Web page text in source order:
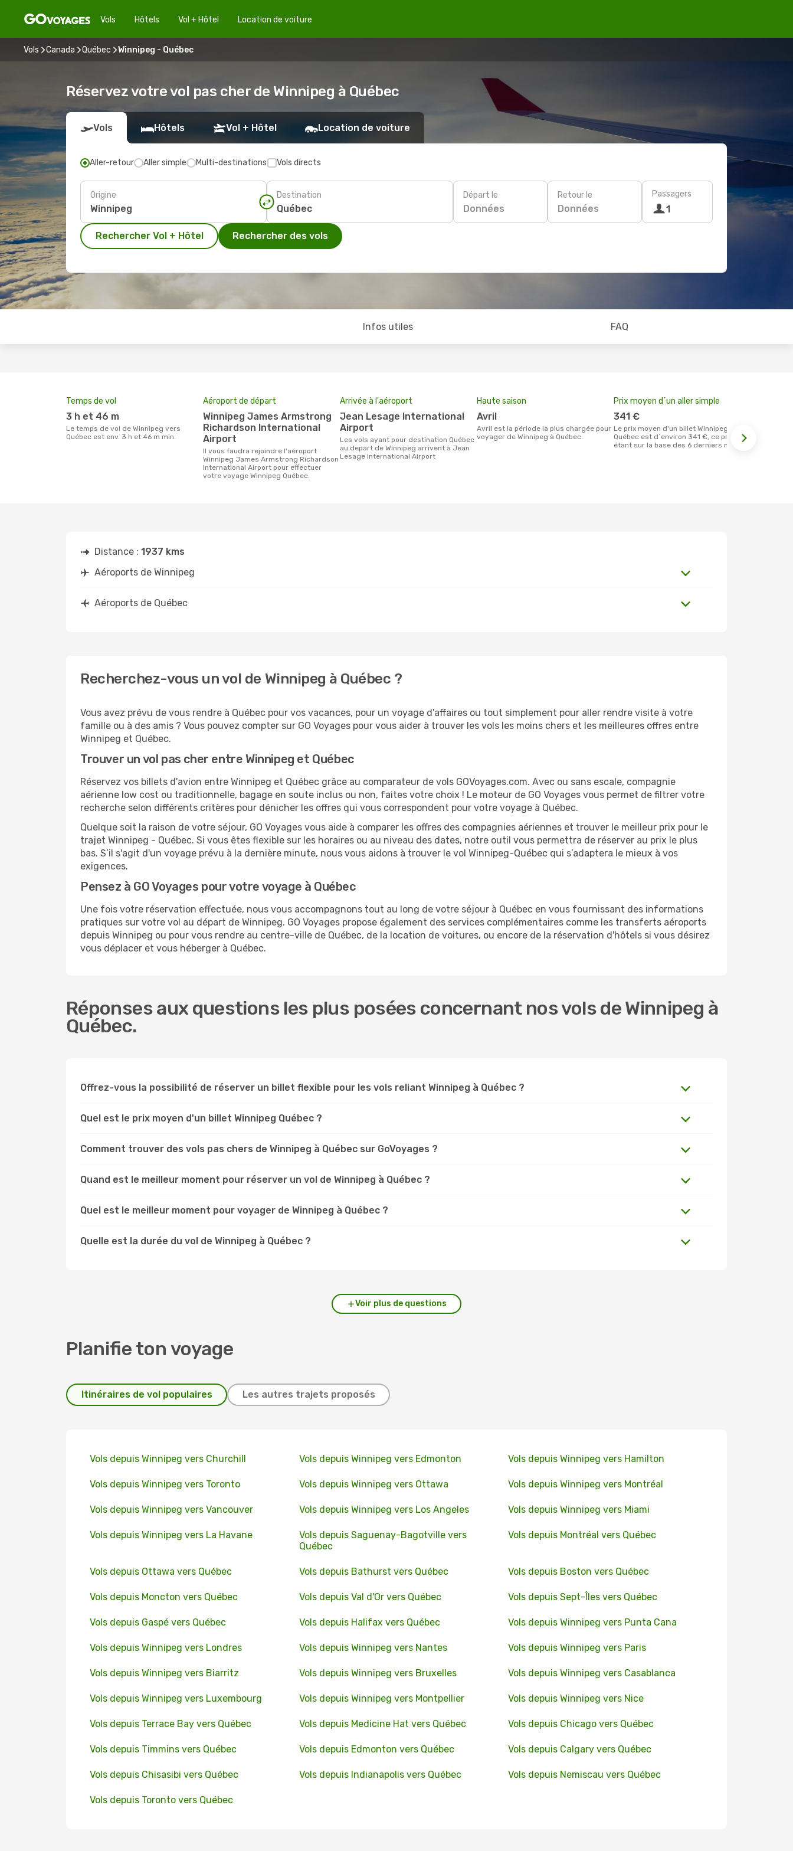
Vols Hôtels Vol + Hôtel Location de voiture
Vols Canada Québec Winnipeg - Québec
Réservez votre vol pas cher de Winnipeg à Québec
Vols Hôtels Vol + Hôtel Location de voiture
Aller-retour Aller simple Multi-destinations Vols directs
Origine Destination Départ le
Données
Retour le
Données
Passagers
1
Rechercher Vol + Hôtel Rechercher des vols
Infos utiles FAQ
Temps de vol
3 h et 46 m
Le temps de vol de Winnipeg vers
Québec est env. 3 h et 46 m min.
Aéroport de départ
Winnipeg James Armstrong
Richardson International
Airport
Il vous faudra rejoindre l'aéroport
Winnipeg James Armstrong Richardson
International Airport pour effectuer
votre voyage Winnipeg Québec.
Arrivée à l'aéroport
Jean Lesage International
Airport
Les vols ayant pour destination Québec
au depart de Winnipeg arrivent à Jean
Lesage International Airport
Haute saison
avril
avril est la période la plus chargée pour
voyager de Winnipeg à Québec.
Prix moyen d´un aller simple
341 €
Le prix moyen d'un billet Winnipeg
Québec est d´environ 341 €, ce prix
étant sur la base des 6 derniers mois.
Distance : 1937 kms
Aéroports de Winnipeg
Aéroports de Québec
Recherchez-vous un vol de Winnipeg à Québec ?
Vous avez prévu de vous rendre à Québec pour vos vacances, pour un voyage d'affaires ou tout simplement pour aller rendre visite à votre
famille ou à des amis ? Vous pouvez compter sur GO Voyages pour vous aider à trouver les vols les moins chers et les meilleures offres entre
Winnipeg et Québec.
Trouver un vol pas cher entre Winnipeg et Québec
Réservez vos billets d'avion entre Winnipeg et Québec grâce au comparateur de vols GOVoyages.com. Avec ou sans escale, compagnie
aérienne low cost ou traditionnelle, bagage en soute inclus ou non, faites votre choix ! Le moteur de GO Voyages vous permet de filtrer votre
recherche selon différents critères pour dénicher les offres qui vous correspondent pour votre voyage à Québec.
Quelque soit la raison de votre séjour, GO Voyages vous aide à comparer les offres des compagnies aériennes et trouver le meilleur prix pour le
trajet Winnipeg - Québec. Si vous êtes flexible sur les horaires ou au niveau des dates, notre outil vous permettra de réserver au prix le plus
bas. S’il s'agit d'un voyage prévu à la dernière minute, nous vous aidons à trouver le vol Winnipeg-Québec qui s’adaptera le mieux à vos
exigences.
Pensez à GO Voyages pour votre voyage à Québec
Une fois votre réservation effectuée, nous vous accompagnons tout au long de votre séjour à Québec en vous fournissant des informations
pratiques sur votre vol au départ de Winnipeg. GO Voyages propose également des services complémentaires comme les transferts aéroports
depuis Winnipeg ou pour vous rendre au centre-ville de Québec, de la location de voitures, ou encore de la réservation d'hôtels si vous désirez
vous déplacer et vous héberger à Québec.
Réponses aux questions les plus posées concernant nos vols de Winnipeg à
Québec.
Offrez-vous la possibilité de réserver un billet flexible pour les vols reliant Winnipeg à Québec ?
Quel est le prix moyen d'un billet Winnipeg Québec ?
Comment trouver des vols pas chers de Winnipeg à Québec sur GoVoyages ?
Quand est le meilleur moment pour réserver un vol de Winnipeg à Québec ?
Quel est le meilleur moment pour voyager de Winnipeg à Québec ?
Quelle est la durée du vol de Winnipeg à Québec ?
Voir plus de questions
Planifie ton voyage
Itinéraires de vol populaires Les autres trajets proposés
Vols depuis Winnipeg vers Churchill Vols depuis Winnipeg vers Edmonton Vols depuis Winnipeg vers Hamilton
Vols depuis Winnipeg vers Toronto Vols depuis Winnipeg vers Ottawa Vols depuis Winnipeg vers Montréal
Vols depuis Winnipeg vers Vancouver Vols depuis Winnipeg vers Los Angeles Vols depuis Winnipeg vers Miami
Vols depuis Winnipeg vers La Havane
Vols depuis Saguenay-Bagotville vers
Québec
Vols depuis Montréal vers Québec
Vols depuis Ottawa vers Québec Vols depuis Bathurst vers Québec Vols depuis Boston vers Québec
Vols depuis Moncton vers Québec Vols depuis Val d'Or vers Québec Vols depuis Sept-Îles vers Québec
Vols depuis Gaspé vers Québec Vols depuis Halifax vers Québec Vols depuis Winnipeg vers Punta Cana
Vols depuis Winnipeg vers Londres Vols depuis Winnipeg vers Nantes Vols depuis Winnipeg vers Paris
Vols depuis Winnipeg vers Biarritz Vols depuis Winnipeg vers Bruxelles Vols depuis Winnipeg vers Casablanca
Vols depuis Winnipeg vers Luxembourg Vols depuis Winnipeg vers Montpellier Vols depuis Winnipeg vers Nice
Vols depuis Terrace Bay vers Québec Vols depuis Medicine Hat vers Québec Vols depuis Chicago vers Québec
Vols depuis Timmins vers Québec Vols depuis Edmonton vers Québec Vols depuis Calgary vers Québec
Vols depuis Chisasibi vers Québec Vols depuis Indianapolis vers Québec Vols depuis Nemiscau vers Québec
Vols depuis Toronto vers Québec